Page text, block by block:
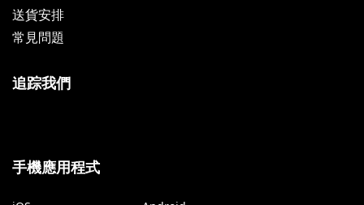
送貨安排
常見問題
追踪我們
手機應用程式